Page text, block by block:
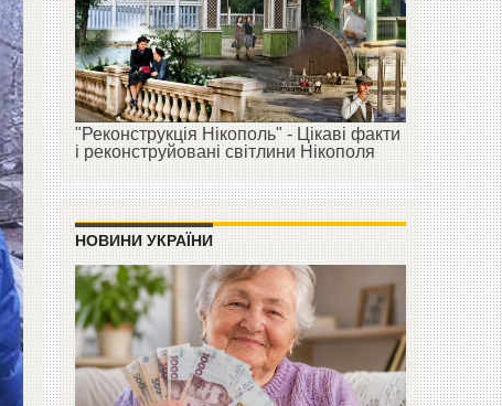
"Реконструкція Нікополь" - Цікаві факти
і реконструйовані світлини Нікополя
НОВИНИ УКРАЇНИ